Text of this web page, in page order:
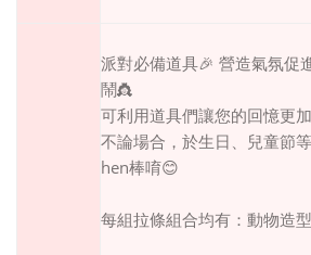
派對必備道具🎉 營造氣氛促
鬧👸
可利用道具們讓您的回憶更
不論場合，於生日、兒童節
hen棒唷😊
每組拉條組合均有：動物造